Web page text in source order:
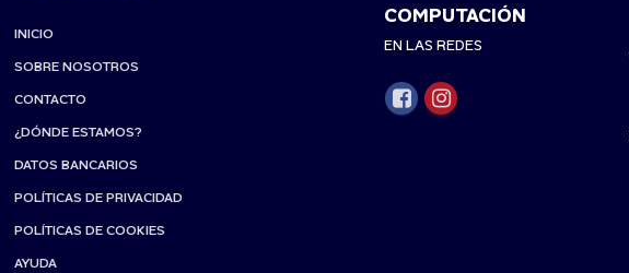
INICIO
SOBRE NOSOTROS
CONTACTO
¿DÓNDE ESTAMOS?
DATOS BANCARIOS
POLÍTICAS DE PRIVACIDAD
POLÍTICAS DE COOKIES
AYUDA
COMPUTACIÓN
EN LAS REDES